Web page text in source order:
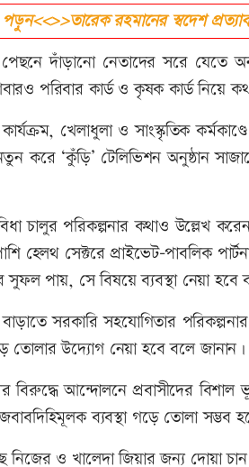
রহমানের স্বদেশ
দাঁড়ানো নেতাদের সরে
পরিবার কার্ড ও কৃষক কার্ড নিয়ে
কার্যক্রম, খেলাধুলা ও সাংস্কৃতিক
করে ‘কুঁড়ি’ টেলিভিশন অনুষ্ঠান
চালুর পরিকল্পনার কথাও উল্লেখ
হেলথ সেক্টরে প্রাইভেট-পাবলিক
পায়, সে বিষয়ে ব্যবস্থা নেয়া হবে
সরকারি সহযোগিতার
তোলার উদ্যোগ নেয়া হবে বলে জানান।
বিরুদ্ধে আন্দোলনে প্রবাসীদের
ব্যবস্থা গড়ে তোলা সম্ভব
নিজের ও খালেদা জিয়ার জন্য দোয়া